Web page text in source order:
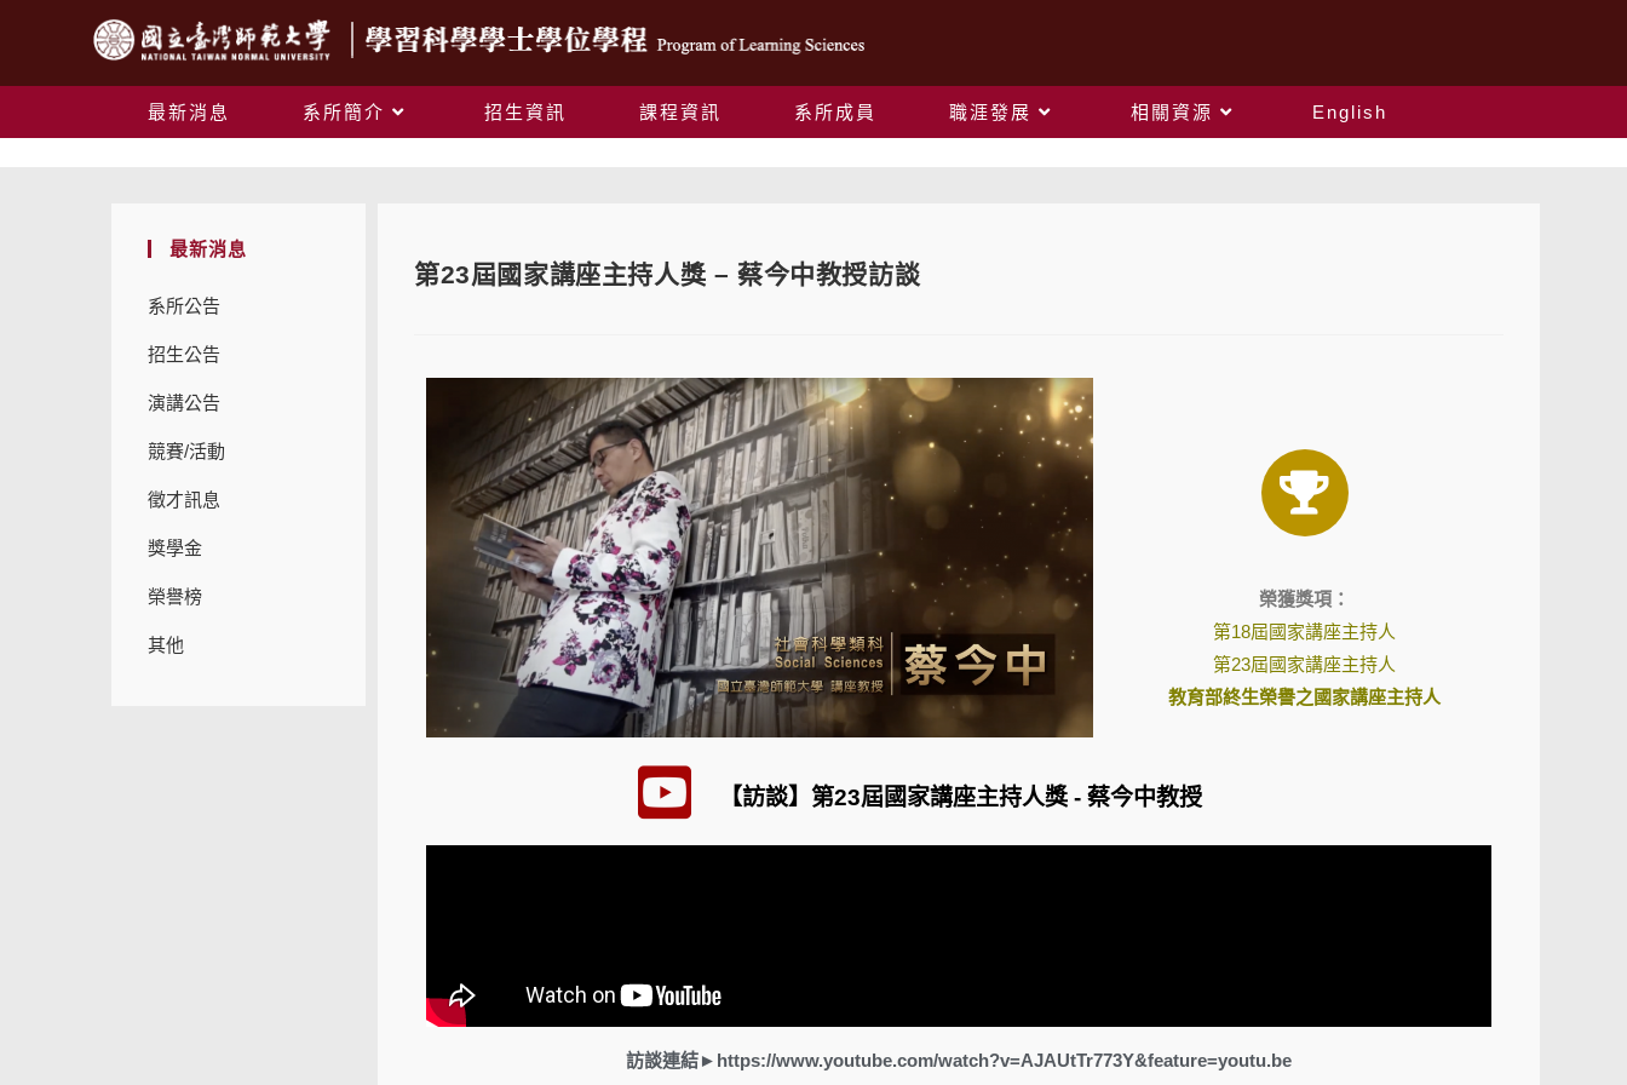
最新消息 系所簡介 招生資訊 課程資訊 系所成員 職涯發展 相關資源
English
最新消息
系所公告
招生公告
演講公告
競賽/活動
徵才訊息
獎學金
榮譽榜
其他
第23屆國家講座主持人獎 – 蔡今中教授訪談
榮獲獎項：
第18屆國家講座主持人
第23屆國家講座主持人
教育部終生榮譽之國家講座主持人
【訪談】第23屆國家講座主持人獎 - 蔡今中教授
訪談連結►https://www.youtube.com/watch?v=AJAUtTr773Y&feature=youtu.be